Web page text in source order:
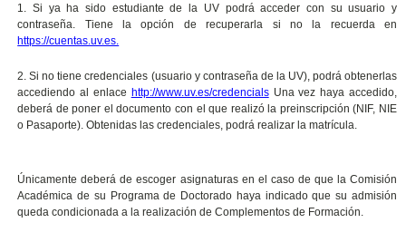
1. Si ya ha sido estudiante de la UV podrá acceder con su usuario y
contraseña. Tiene la opción de recuperarla si no la recuerda en
https://cuentas.uv.es.
2. Si no tiene credenciales (usuario y contraseña de la UV), podrá obtenerlas
accediendo al enlace http://www.uv.es/credencialsUna vez haya accedido,
deberá de poner el documento con el que realizó la preinscripción (NIF, NIE
o Pasaporte). Obtenidas las credenciales, podrá realizar la matrícula.
Únicamente deberá de escoger asignaturas en el caso de que la Comisión
Académica de su Programa de Doctorado haya indicado que su admisión
queda condicionada a la realización de Complementos de Formación.